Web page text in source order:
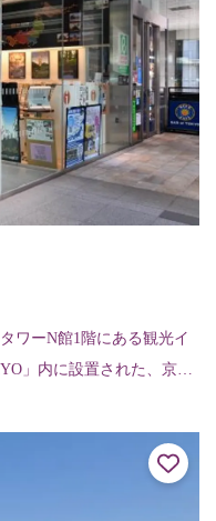
ワーN館1階にある観光イ
」内に設置された、京都